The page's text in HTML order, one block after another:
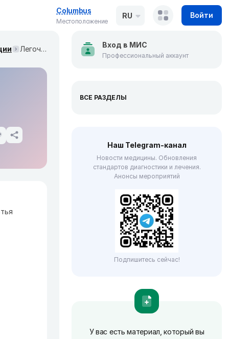
Columbus
Местоположение
RU Войти
Легочная гипертензия (Mayo Clinic Proceedings, август 2021) Вход в МИС
Профессиональный аккаунт
ВСЕ РАЗДЕЛЫ
Наш Telegram-канал
Новости медицины. Обновления
стандартов диагностики и лечения.
Анонсы мероприятий
Подпишитесь сейчас!
У вас есть материал, который вы